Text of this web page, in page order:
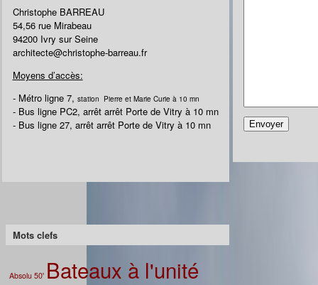
Christophe BARREAU
54,56 rue Mirabeau
94200 Ivry sur Seine
architecte@christophe-barreau.fr
Moyens d’accès:
- Métro ligne 7, station Pierre et Marie Curie à 10 mn
- Bus ligne PC2, arrêt arrêt Porte de Vitry à 10 mn
- Bus ligne 27, arrêt arrêt Porte de Vitry à 10 mn
Mots clefs
Absolu 50' Bateaux à l'unité